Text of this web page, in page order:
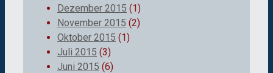
Dezember 2015 (1)
November 2015 (2)
Oktober 2015 (1)
Juli 2015 (3)
Juni 2015 (6)